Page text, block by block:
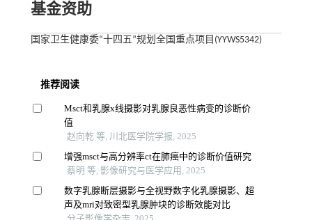
基金资助
国家卫生健康委“十四五”规划全国重点项目(YYWS5342)